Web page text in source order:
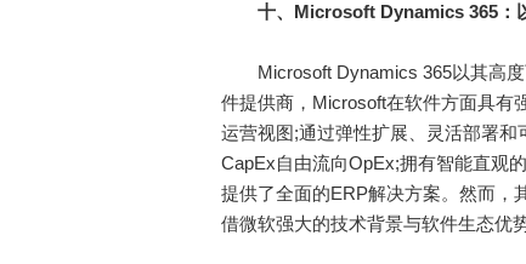
十、Microsoft Dynamics 365：
Microsoft Dynamics 365以其高度
件提供商，Microsoft在软件方面具有
运营视图;通过弹性扩展、灵活部署
CapEx自由流向OpEx;拥有智能直观
提供了全面的ERP解决方案。然而，
借微软强大的技术背景与软件生态优